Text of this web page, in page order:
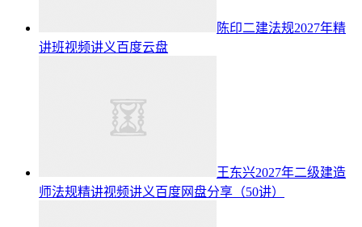
陈印二建法规2027年精
讲班视频讲义百度云盘
王东兴2027年二级建造
师法规精讲视频讲义百度网盘分享（50讲）